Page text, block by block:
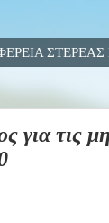
για τις